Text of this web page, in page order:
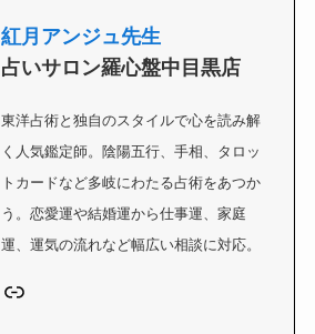
紅月 アンジュ先生
占いサロン羅心盤中目黒店
東洋占術と独自のスタイルで心を読み解
く人気鑑定師。陰陽五行、手相、タロッ
トカードなど多岐にわたる占術をあつか
う。恋愛運や結婚運から仕事運、家庭
運、運気の流れなど幅広い相談に対応。
リンク